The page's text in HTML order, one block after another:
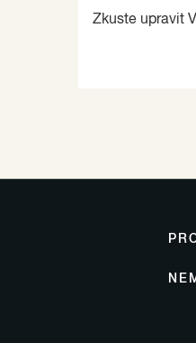
Zkuste upravit